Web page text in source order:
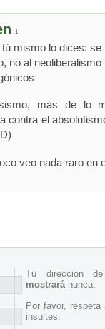
↓
mismo lo dices: se
no al
más de lo
contra el
veo nada raro en
Tu dirección
mostrará nunca.
Por favor,
insultes.